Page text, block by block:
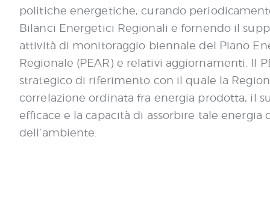
politiche energetiche, curando
Bilanci Energetici Regionali e fornendo il
attività di monitoraggio biennale del Piano
Regionale (PEAR) e relativi aggiornamenti. Il
strategico di riferimento con il quale la
correlazione ordinata fra energia prodotta, il
efficace e la capacità di assorbire tale
dell’ambiente.